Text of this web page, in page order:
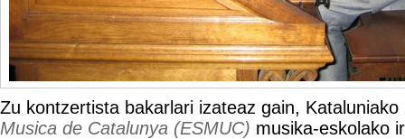
Zu kontzertista bakarlari izateaz gain, Kataluniako
Musica de Catalunya (ESMUC) musika-eskolako